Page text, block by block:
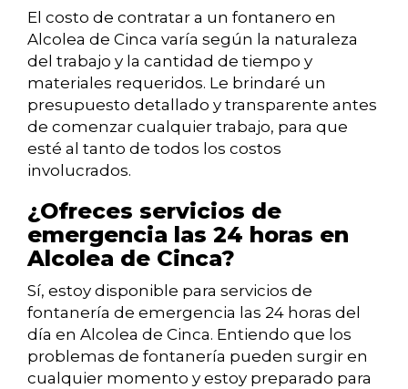
El costo de contratar a un fontanero en
Alcolea de Cinca varía según la naturaleza
del trabajo y la cantidad de tiempo y
materiales requeridos. Le brindaré un
presupuesto detallado y transparente antes
de comenzar cualquier trabajo, para que
esté al tanto de todos los costos
involucrados.
¿Ofreces servicios de
emergencia las 24 horas en
Alcolea de Cinca?
Sí, estoy disponible para servicios de
fontanería de emergencia las 24 horas del
día en Alcolea de Cinca. Entiendo que los
problemas de fontanería pueden surgir en
cualquier momento y estoy preparado para